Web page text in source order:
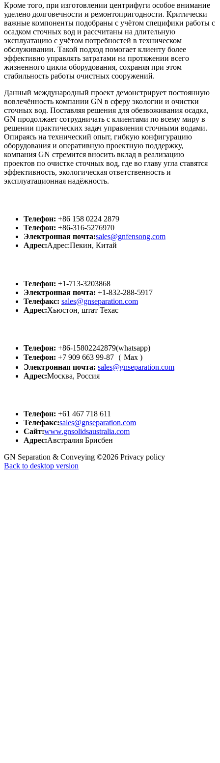
Кроме того, при изготовлении центрифуги особое внимание
уделено долговечности и ремонтопригодности. Критически
важные компоненты подобраны с учётом специфики работы с
осадком сточных вод и рассчитаны на длительную
эксплуатацию с учётом потребностей в техническом
обслуживании. Такой подход помогает клиенту более
эффективно управлять затратами на протяжении всего
жизненного цикла оборудования, сохраняя при этом
стабильность работы очистных сооружений.
Данный международный проект демонстрирует постоянную
вовлечённость компании GN в сферу экологии и очистки
сточных вод. Поставляя решения для обезвоживания осадка,
GN продолжает сотрудничать с клиентами по всему миру в
решении практических задач управления сточными водами.
Опираясь на технический опыт, гибкую конфигурацию
оборудования и оперативную проектную поддержку,
компания GN стремится вносить вклад в реализацию
проектов по очистке сточных вод, где во главу угла ставятся
эффективность, экологическая ответственность и
эксплуатационная надёжность.
Телефон: +86 158 0224 2879
Телефон: +86-316-5276970
Электронная почта:sales@gnfensong.com
Адрес:Адрес:Пекин, Китай
Телефон: +1-713-3203868
Электронная почта: +1-832-288-5917
Телефакс: sales@gnseparation.com
Адрес:Хьюстон, штат Техас
Телефон: +86-15802242879(whatsapp)
Телефон: +7 909 663 99-87（ Мах )
Электронная почта: sales@gnseparation.com
Адрес:Москва, Россия
Телефон: +61 467 718 611
Телефакс:sales@gnseparation.com
Сайт:www.gnsolidsaustralia.com
Адрес:Австралия Брисбен
GN Separation & Conveying ©2026 Privacy policy
Back to desktop version